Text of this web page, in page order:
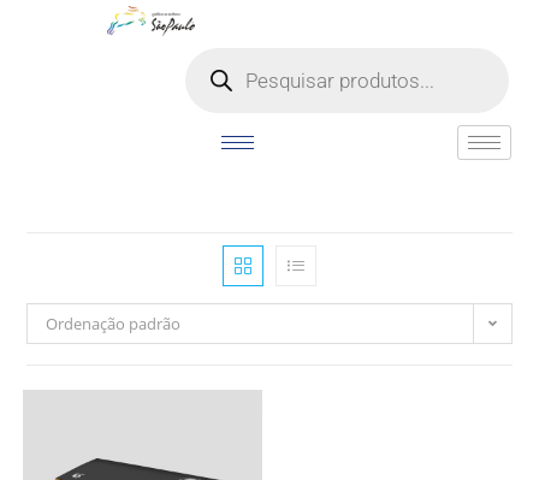
Ordenação padrão